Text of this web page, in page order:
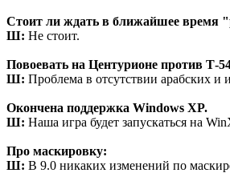
Стоит ли ждать в ближайшее время
Ш: Не стоит.
Повоевать на Центурионе против Т-
Ш: Проблема в отсутствии арабских и
Окончена поддержка Windows XP.
Ш: Наша игра будет запускаться на
Про маскировку:
Ш: В 9.0 никаких изменений по